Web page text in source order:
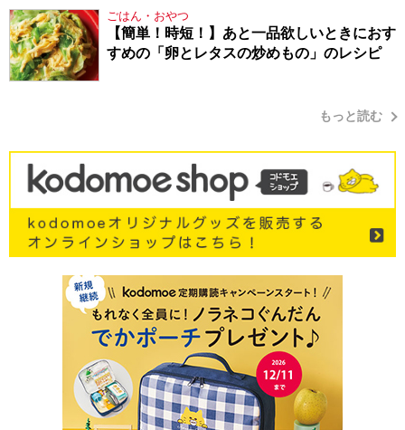
ごはん・おやつ
【簡単！時短！】あと一品欲しいときにおす
すめの「卵とレタスの炒めもの」のレシピ
もっと読む